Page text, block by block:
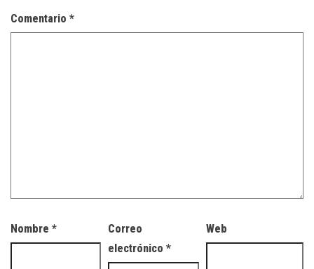
Comentario *
Nombre *
Correo
electrónico*
Web